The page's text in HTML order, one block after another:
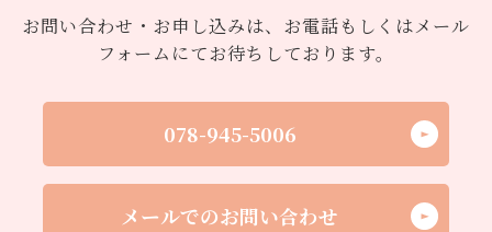
お問い合わせ・お申し込みは、お電話もしくはメール
フォームにてお待ちしております。
078-945-5006
メールでのお問い合わせ